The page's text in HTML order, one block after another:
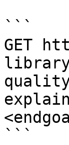
```
GET
```